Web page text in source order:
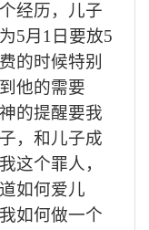
经历，儿子
5月 1 日要放5
的时候特别
他的需要
的提醒要我
，和儿子成
这个罪人，
如何爱儿
如何做一个